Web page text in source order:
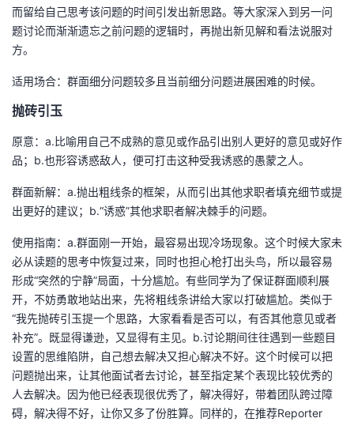
而留给自己思考该问题的时间引发出新思路。等大家深入到另一问
题讨论而渐渐遗忘之前问题的逻辑时，再抛出新见解和看法说服对
方。
适用场合：群面细分问题较多且当前细分问题进展困难的时候。
抛砖引玉
原意：a.比喻用自己不成熟的意见或作品引出别人更好的意见或好作
品；b.也形容诱惑敌人，便可打击这种受我诱惑的愚蒙之人。
群面新解：a.抛出粗线条的框架，从而引出其他求职者填充细节或提
出更好的建议；b.“诱惑”其他求职者解决棘手的问题。
使用指南：a.群面刚一开始，最容易出现冷场现象。这个时候大家未
必从读题的思考中恢复过来，同时也担心枪打出头鸟，所以最容易
形成“突然的宁静”局面，十分尴尬。有些同学为了保证群面顺利展
开，不妨勇敢地站出来，先将粗线条讲给大家以打破尴尬。类似于
“我先抛砖引玉提一个思路，大家看看是否可以，有否其他意见或者
补充”。既显得谦逊，又显得有主见。b.讨论期间往往遇到一些题目
设置的思维陷阱，自己想去解决又担心解决不好。这个时候可以把
问题抛出来，让其他面试者去讨论，甚至指定某个表现比较优秀的
人去解决。因为他已经表现很优秀了，解决得好，带着团队跨过障
碍，解决得不好，让你又多了份胜算。同样的，在推荐Reporter